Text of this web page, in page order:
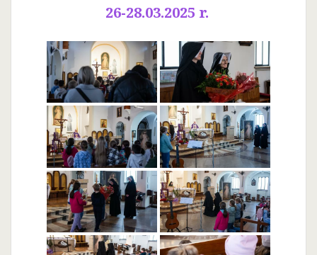
26-28.03.2025 r.